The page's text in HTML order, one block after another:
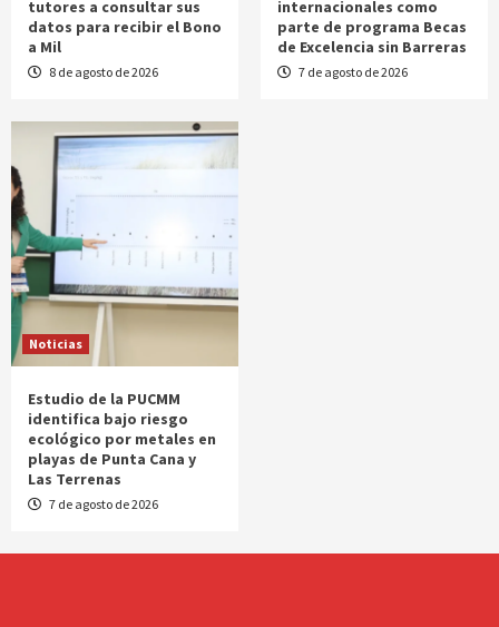
tutores a consultar sus
datos para recibir el Bono
a Mil
8 de agosto de 2026
internacionales como
parte de programa Becas
de Excelencia sin Barreras
7 de agosto de 2026
Noticias
Estudio de la PUCMM
identifica bajo riesgo
ecológico por metales en
playas de Punta Cana y
Las Terrenas
7 de agosto de 2026